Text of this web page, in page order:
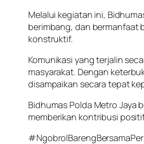
Melalui kegiatan ini,
berimbang, dan bermanfaat
konstruktif.
Komunikasi yang terjalin
masyarakat. Dengan
disampaikan secara tepat
Bidhumas Polda Metro Jaya
memberikan kontribusi